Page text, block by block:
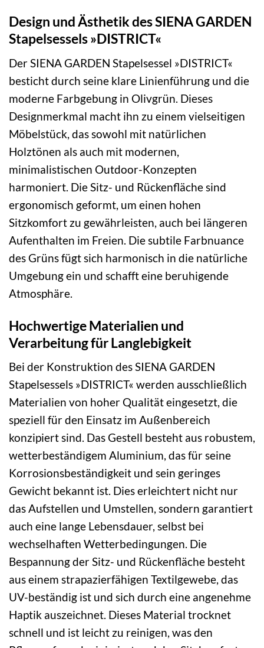
Design und Ästhetik des SIENA GARDEN
Stapelsessels »DISTRICT«
Der SIENA GARDEN Stapelsessel »DISTRICT«
besticht durch seine klare Linienführung und die
moderne Farbgebung in Olivgrün. Dieses
Designmerkmal macht ihn zu einem vielseitigen
Möbelstück, das sowohl mit natürlichen
Holztönen als auch mit modernen,
minimalistischen Outdoor-Konzepten
harmoniert. Die Sitz- und Rückenfläche sind
ergonomisch geformt, um einen hohen
Sitzkomfort zu gewährleisten, auch bei längeren
Aufenthalten im Freien. Die subtile Farbnuance
des Grüns fügt sich harmonisch in die natürliche
Umgebung ein und schafft eine beruhigende
Atmosphäre.
Hochwertige Materialien und
Verarbeitung für Langlebigkeit
Bei der Konstruktion des SIENA GARDEN
Stapelsessels »DISTRICT« werden ausschließlich
Materialien von hoher Qualität eingesetzt, die
speziell für den Einsatz im Außenbereich
konzipiert sind. Das Gestell besteht aus robustem,
wetterbeständigem Aluminium, das für seine
Korrosionsbeständigkeit und sein geringes
Gewicht bekannt ist. Dies erleichtert nicht nur
das Aufstellen und Umstellen, sondern garantiert
auch eine lange Lebensdauer, selbst bei
wechselhaften Wetterbedingungen. Die
Bespannung der Sitz- und Rückenfläche besteht
aus einem strapazierfähigen Textilgewebe, das
UV-beständig ist und sich durch eine angenehme
Haptik auszeichnet. Dieses Material trocknet
schnell und ist leicht zu reinigen, was den